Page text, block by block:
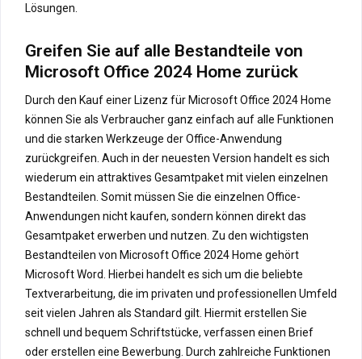
Lösungen.
Greifen Sie auf alle Bestandteile von
Microsoft Office 2024 Home zurück
Durch den Kauf einer Lizenz für Microsoft Office 2024 Home
können Sie als Verbraucher ganz einfach auf alle Funktionen
und die starken Werkzeuge der Office-Anwendung
zurückgreifen. Auch in der neuesten Version handelt es sich
wiederum ein attraktives Gesamtpaket mit vielen einzelnen
Bestandteilen. Somit müssen Sie die einzelnen Office-
Anwendungen nicht kaufen, sondern können direkt das
Gesamtpaket erwerben und nutzen. Zu den wichtigsten
Bestandteilen von Microsoft Office 2024 Home gehört
Microsoft Word. Hierbei handelt es sich um die beliebte
Textverarbeitung, die im privaten und professionellen Umfeld
seit vielen Jahren als Standard gilt. Hiermit erstellen Sie
schnell und bequem Schriftstücke, verfassen einen Brief
oder erstellen eine Bewerbung. Durch zahlreiche Funktionen